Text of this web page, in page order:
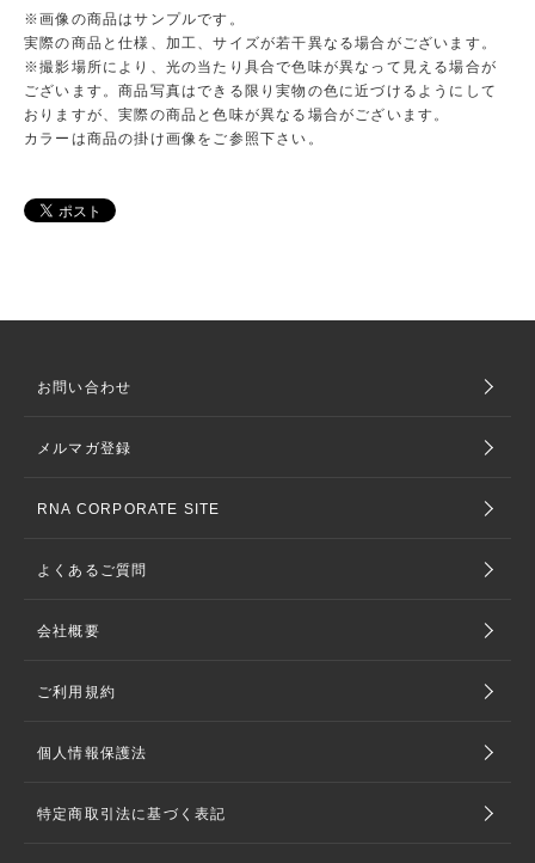
※画像の商品はサンプルです。
実際の商品と仕様、加工、サイズが若干異なる場合がございます。
※撮影場所により、光の当たり具合で色味が異なって見える場合が
ございます。商品写真はできる限り実物の色に近づけるようにして
おりますが、実際の商品と色味が異なる場合がございます。
カラーは商品の掛け画像をご参照下さい。
お問い合わせ
メルマガ登録
RNA CORPORATE SITE
よくあるご質問
会社概要
ご利用規約
個人情報保護法
特定商取引法に基づく表記